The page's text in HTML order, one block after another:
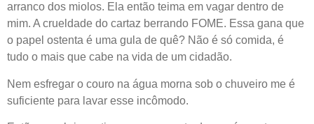
arranco dos miolos. Ela então teima em vagar dentro de
mim. A crueldade do cartaz berrando FOME. Essa gana que
o papel ostenta é uma gula de quê? Não é só comida, é
tudo o mais que cabe na vida de um cidadão.
Nem esfregar o couro na água morna sob o chuveiro me é
suficiente para lavar esse incômodo.